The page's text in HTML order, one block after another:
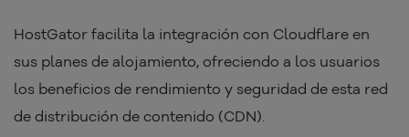
HostGator facilita la integración con Cloudflare en
sus planes de alojamiento, ofreciendo a los usuarios
los beneficios de rendimiento y seguridad de esta red
de distribución de contenido (CDN).